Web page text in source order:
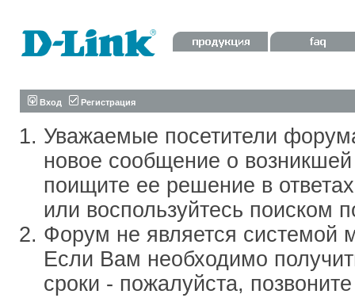
Вход Регистрация
Уважаемые посетители
новое сообщение о
поищите ее решение в
или воспользуйтесь поиском
Форум не является системой
Если Вам необходимо
сроки - пожалуйста,